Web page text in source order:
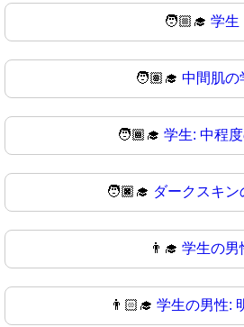
🧑🏼‍🎓 学生
🧑🏽‍🎓 中間肌の
🧑🏾‍🎓 学生: 中程
🧑🏿‍🎓 ダークスキン
👨‍🎓 学生の男
👨🏻‍🎓 学生の男性: